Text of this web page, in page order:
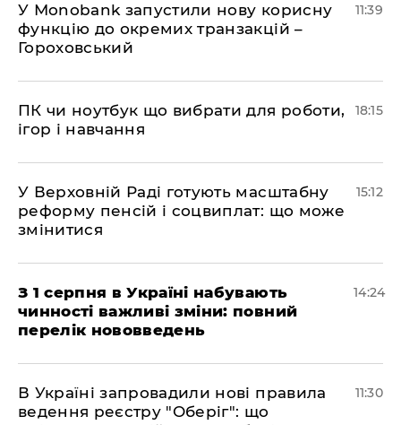
У Мonobank запустили нову корисну
функцію до окремих транзакцій –
Гороховський
11:39
ПК чи ноутбук що вибрати для роботи,
ігор і навчання
18:15
У Верховній Раді готують масштабну
реформу пенсій і соцвиплат: що може
змінитися
15:12
З 1 серпня в Україні набувають
чинності важливі зміни: повний
перелік нововведень
14:24
В Україні запровадили нові правила
ведення реєстру "Оберіг": що
11:30